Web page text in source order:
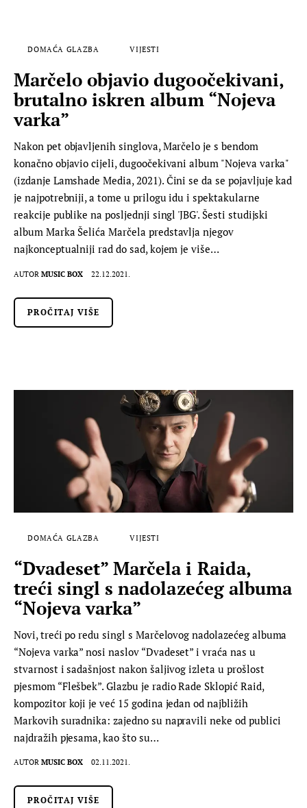
DOMAĆA GLAZBA VIJESTI
Marčelo objavio dugoočekivani,
brutalno iskren album “Nojeva
varka”
Nakon pet objavljenih singlova, Marčelo je s bendom
konačno objavio cijeli, dugoočekivani album "Nojeva varka"
(izdanje Lamshade Media, 2021). Čini se da se pojavljuje kad
je najpotrebniji, a tome u prilogu idu i spektakularne
reakcije publike na posljednji singl 'JBG'. Šesti studijski
album Marka Šelića Marčela predstavlja njegov
najkonceptualniji rad do sad, kojem je više…
AUTOR MUSIC BOX 22.12.2021.
PROČITAJ VIŠE
DOMAĆA GLAZBA VIJESTI
“Dvadeset” Marčela i Raida,
treći singl s nadolazećeg albuma
“Nojeva varka”
Novi, treći po redu singl s Marčelovog nadolazećeg albuma
“Nojeva varka” nosi naslov “Dvadeset” i vraća nas u
stvarnost i sadašnjost nakon šaljivog izleta u prošlost
pjesmom “Flešbek”. Glazbu je radio Rade Sklopić Raid,
kompozitor koji je već 15 godina jedan od najbližih
Markovih suradnika: zajedno su napravili neke od publici
najdražih pjesama, kao što su…
AUTOR MUSIC BOX 02.11.2021.
PROČITAJ VIŠE